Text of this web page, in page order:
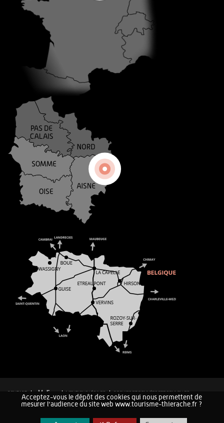
CONTACT MENTIONS LÉGALES
COOKIES ET DONNÉES PERSONNELLES
PLAN DU SITE
Acceptez-vous le dépôt des cookies qui nous permettent de
mesurer l'audience du site web www.tourisme-thierache.fr ?